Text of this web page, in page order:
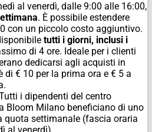
al venerdì, dalle 9:00 alle 16:00,
. È possibile estendere
con un piccolo costo aggiuntivo.
tutti i giorni, inclusi i
di 4 ore. Ideale per i clienti
dedicarsi agli acquisti in
di € 10 per la prima ora e € 5 a
i dipendenti del centro
Bloom Milano beneficiano di uno
quota settimanale (fascia oraria